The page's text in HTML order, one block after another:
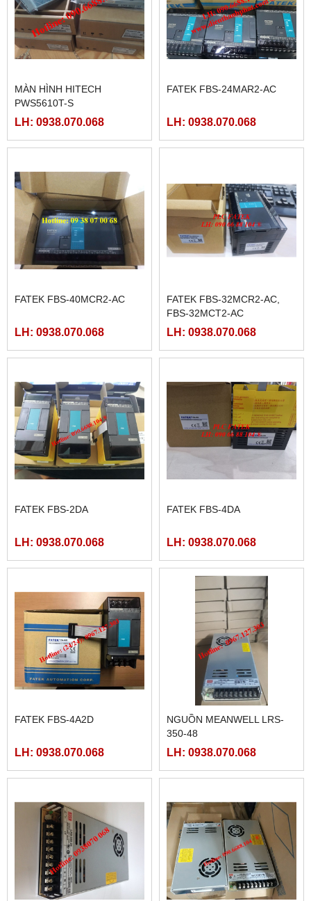
MÀN HÌNH HITECH
PWS5610T-S
LH: 0938.070.068
FATEK FBS-24MAR2-AC
LH: 0938.070.068
FATEK FBS-40MCR2-AC
LH: 0938.070.068
FATEK FBS-32MCR2-AC,
FBS-32MCT2-AC
LH: 0938.070.068
FATEK FBS-2DA
LH: 0938.070.068
FATEK FBS-4DA
LH: 0938.070.068
FATEK FBS-4A2D
LH: 0938.070.068
NGUỒN MEANWELL LRS-
350-48
LH: 0938.070.068